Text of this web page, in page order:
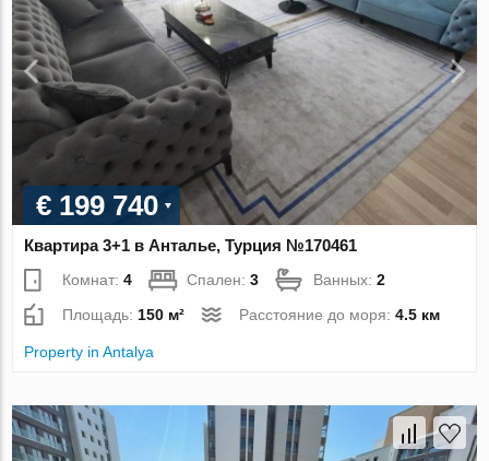
€ 199 740
Квартира 3+1 в Анталье, Турция №170461
Комнат:4 Спален:3 Ванных:2
Площадь: 150 м² Расстояние до моря:4.5 км
Property in Antalya